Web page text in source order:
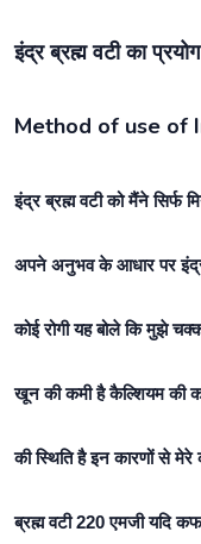
इंद्र ब्रह्म वटी का
Method of use of
इंद्र ब्रह्म वटी को मैंने सिर्फ
अपने अनुभव के आधार पर इंद्र
कोई रोगी यह बोले कि मुझे
खून की कमी है कैल्शियम की
की स्थिति है इन कारणों से मेरे
ब्रह्म वटी 220 एमजी यदि